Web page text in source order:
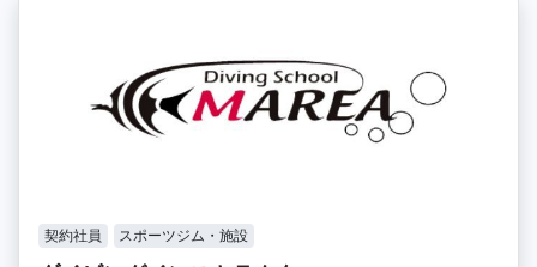
契約社員 スポーツジム・施設